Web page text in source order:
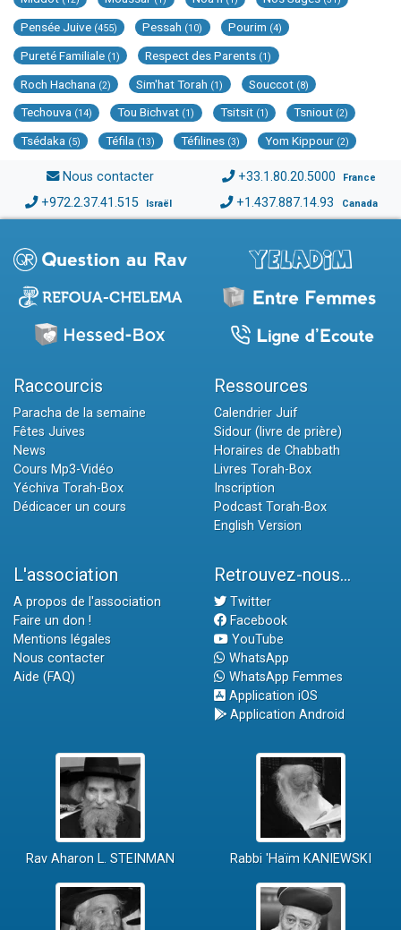
Pensée Juive (455) Pessah (10) Pourim (4)
Pureté Familiale (1) Respect des Parents (1)
Roch Hachana (2) Sim'hat Torah (1) Souccot (8)
Techouva (14) Tou Bichvat (1) Tsitsit (1) Tsniout (2)
Tsédaka (5) Téfila (13) Téfilines (3) Yom Kippour (2)
Nous contacter +33.1.80.20.5000 France
+972.2.37.41.515 Israël +1.437.887.14.93 Canada
Raccourcis
Paracha de la semaine
Fêtes Juives
News
Cours Mp3-Vidéo
Yéchiva Torah-Box
Dédicacer un cours
Ressources
Calendrier Juif
Sidour (livre de prière)
Horaires de Chabbath
Livres Torah-Box
Inscription
Podcast Torah-Box
English Version
L'association
A propos de l'association
Faire un don !
Mentions légales
Nous contacter
Aide (FAQ)
Retrouvez-nous...
Twitter
Facebook
YouTube
WhatsApp
WhatsApp Femmes
Application iOS
Application Android
Rav Aharon L. STEINMAN Rabbi 'Haïm KANIEWSKI